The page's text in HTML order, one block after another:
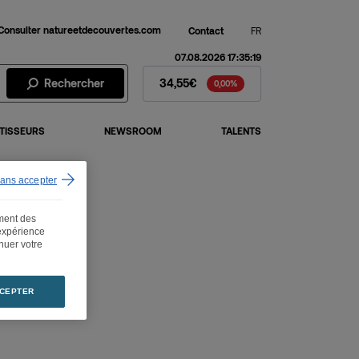
natureetdecouvertes.com Contact FR
Rechercher Action Fnac Darty - Cours de
07.08.2026 17:35:19
34,55€ 0,00%
NEWSROOM TALENTS
des
votre
accepter